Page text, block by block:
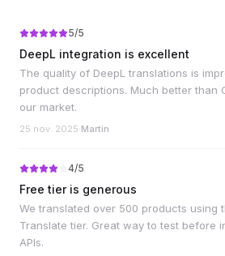
5/5
DeepL integration is excellent
The quality of DeepL translations is
product descriptions. Much better than
our market.
25 nov. 2025·Martin
4/5
Free tier is generous
We translated over 500 products using
Translate tier. Great way to test before
APIs.